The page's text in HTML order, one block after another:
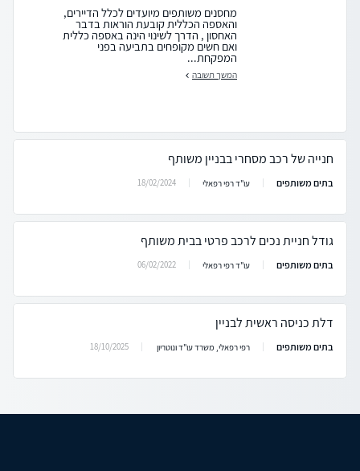
מחסנים משותפים מיועדים לכלל הדיירים,
והאספה הכללית קובעת הוראות בדבר
האחסון , הדרך לשינוי הינה באספה כללית
ואם חשים מקופחים בתביעה בפני
המפקחת...
המשך תשובה
חנייה של רכב מסחרי בבניין משותף
בתים משותפים עו"ד רפי רפאלי 18/02/2024
גודל חניית נכים לרכב פרטי בבית משותף
בתים משותפים עו"ד רפי רפאלי 06/02/2022
דלת כניסה ראשית לבניין
בתים משותפים רפי רפאלי, משרד עו"ד ונוטריון 18/10/2025